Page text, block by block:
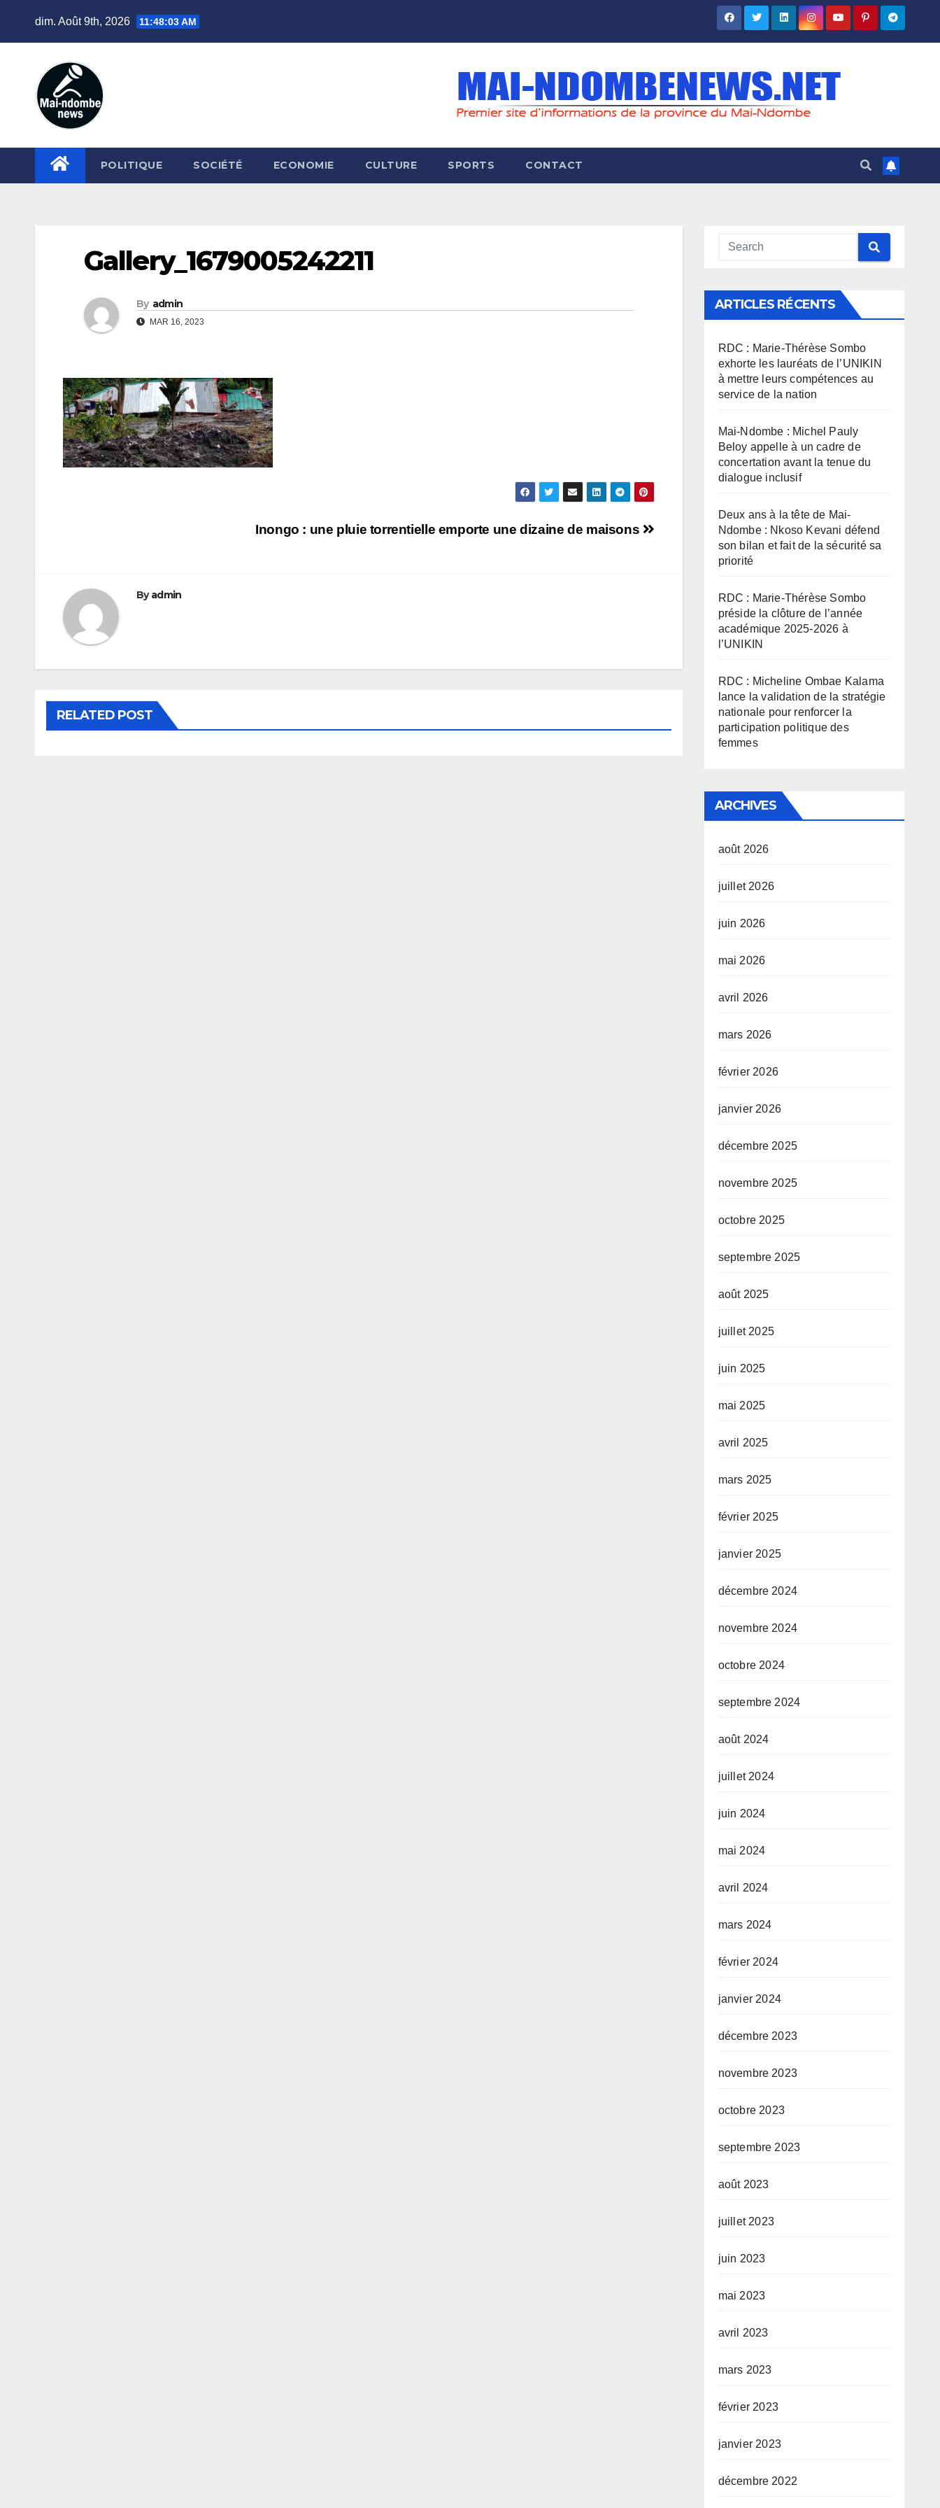
dim. Août 9th, 2026 11:48:04 AM
POLITIQUE SOCIÉTÉ ECONOMIE CULTURE SPORTS CONTACT
Gallery_1679005242211
By admin
MAR 16, 2023
l’article
Inongo : une pluie torrentielle emporte une dizaine de maisons
Byadmin
RELATED POST
ARTICLES RÉCENTS
RDC : Marie-Thérèse Sombo
exhorte les lauréats de l’UNIKIN
à mettre leurs compétences au
service de la nation
Mai-Ndombe : Michel Pauly
Beloy appelle à un cadre de
concertation avant la tenue du
dialogue inclusif
Deux ans à la tête de Mai-
Ndombe : Nkoso Kevani défend
son bilan et fait de la sécurité sa
priorité
RDC : Marie-Thérèse Sombo
préside la clôture de l’année
académique 2025-2026 à
l’UNIKIN
RDC : Micheline Ombae Kalama
lance la validation de la stratégie
nationale pour renforcer la
participation politique des
femmes
ARCHIVES
août 2026
juillet 2026
juin 2026
mai 2026
avril 2026
mars 2026
février 2026
janvier 2026
décembre 2025
novembre 2025
octobre 2025
septembre 2025
août 2025
juillet 2025
juin 2025
mai 2025
avril 2025
mars 2025
février 2025
janvier 2025
décembre 2024
novembre 2024
octobre 2024
septembre 2024
août 2024
juillet 2024
juin 2024
mai 2024
avril 2024
mars 2024
février 2024
janvier 2024
décembre 2023
novembre 2023
octobre 2023
septembre 2023
août 2023
juillet 2023
juin 2023
mai 2023
avril 2023
mars 2023
février 2023
janvier 2023
décembre 2022